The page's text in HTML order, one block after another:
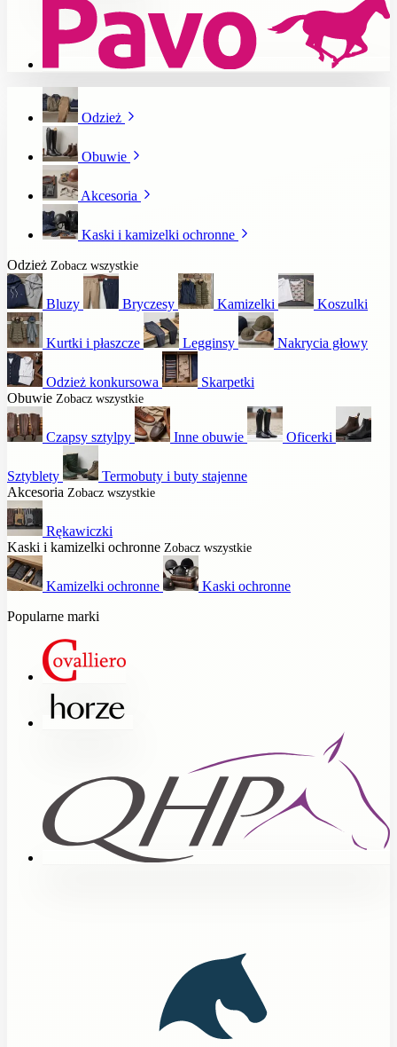
Odzież
Obuwie
Akcesoria
Kaski i kamizelki ochronne
Odzież Zobacz wszystkie
Bluzy Bryczesy Kamizelki Koszulki
Kurtki i płaszcze Legginsy Nakrycia głowy
Odzież konkursowa
Skarpetki
Obuwie Zobacz wszystkie
Czapsy sztylpy Inne obuwie Oficerki
Sztyblety
Termobuty i buty stajenne
Akcesoria Zobacz wszystkie
Rękawiczki
Kaski i kamizelki ochronne Zobacz wszystkie
Kamizelki ochronne
Kaski ochronne
Popularne marki